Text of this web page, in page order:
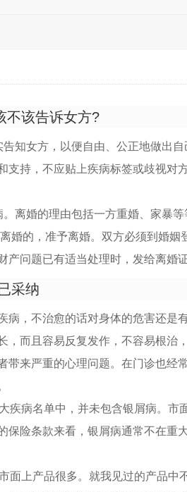
不该告诉女方?
知女方，以便自由、公正地做出自
支持，不应贴上疾病标签或歧视对
离婚的理由包括一方重婚、家暴等
婚的，准予离婚。双方必须到婚姻
问题已有适当处理时，发给离婚证
采纳
病，不治愈的话对身体的危害还是
，而且容易反复发作，不容易根治
带来严重的心理问题。在门诊也经
疾病名单中，并未包含银屑病。市
保险条款来看，银屑病通常不在重
面上产品很多。就我见过的产品中